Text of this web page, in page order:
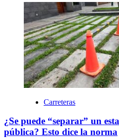
Carreteras
¿Se puede “separar” un
pública? Esto dice la norma